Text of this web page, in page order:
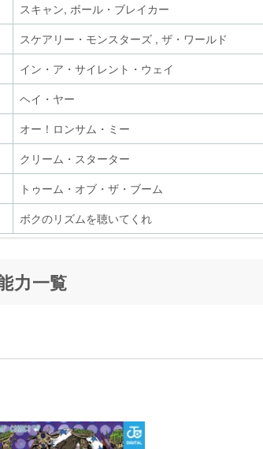
スキャン, ボール・ブレイカー
スケアリー・モンスターズ , ザ・ワールド
イン・ア・サイレント・ウェイ
ヘイ・ヤー
オー！ロンサム・ミー
クリーム・スターター
トゥーム・オブ・ザ・ブーム
ボクのリズムを聴いてくれ
Deeds Done Dirt Cheap(D4C) , D4C-ラブトレイン-
YOU!
涙の乗車券(チケット・ゥ・ライド)
力一覧